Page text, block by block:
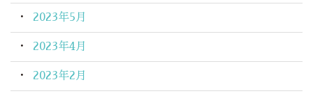
2023年5月
2023年4月
2023年2月